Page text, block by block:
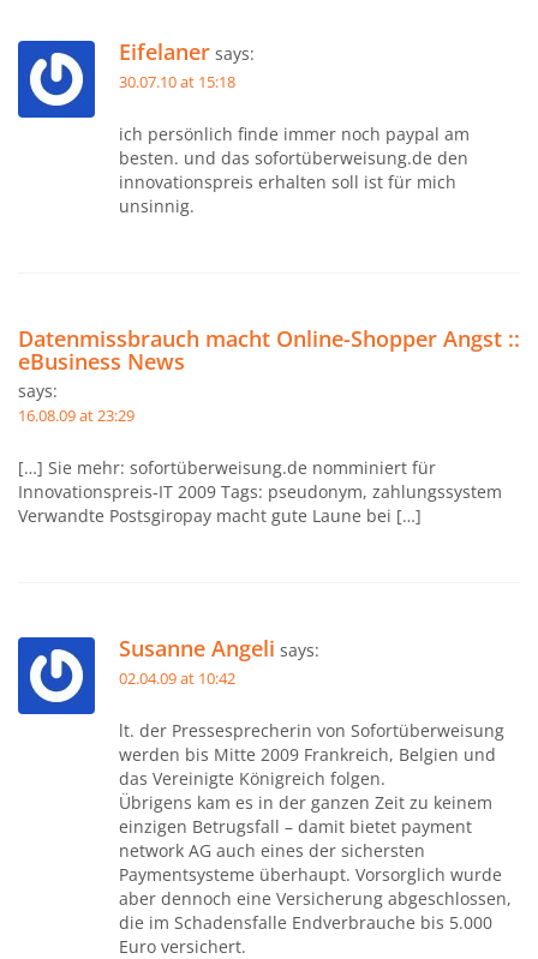
Eifelaner says:
30.07.10 at 15:18
ich persönlich finde immer noch paypal am
besten. und das sofortüberweisung.de den
innovationspreis erhalten soll ist für mich
unsinnig.
Datenmissbrauch macht Online-Shopper Angst ::
eBusiness News
says:
16.08.09 at 23:29
[…] Sie mehr: sofortüberweisung.de nomminiert für
Innovationspreis-IT 2009 Tags: pseudonym, zahlungssystem
Verwandte Postsgiropay macht gute Laune bei […]
Susanne Angeli says:
02.04.09 at 10:42
lt. der Pressesprecherin von Sofortüberweisung
werden bis Mitte 2009 Frankreich, Belgien und
das Vereinigte Königreich folgen.
Übrigens kam es in der ganzen Zeit zu keinem
einzigen Betrugsfall – damit bietet payment
network AG auch eines der sichersten
Paymentsysteme überhaupt. Vorsorglich wurde
aber dennoch eine Versicherung abgeschlossen,
die im Schadensfalle Endverbrauche bis 5.000
Euro versichert.